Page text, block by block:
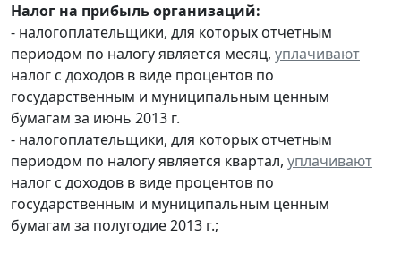
Налог на прибыль организаций:
- налогоплательщики, для которых отчетным
периодом по налогу является месяц, уплачивают
налог с доходов в виде процентов по
государственным и муниципальным ценным
бумагам за июнь 2013 г.
- налогоплательщики, для которых отчетным
периодом по налогу является квартал, уплачивают
налог с доходов в виде процентов по
государственным и муниципальным ценным
бумагам за полугодие 2013 г.;